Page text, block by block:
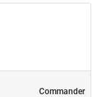
Commander